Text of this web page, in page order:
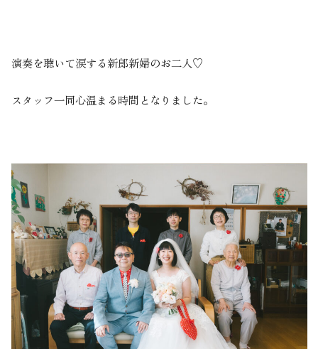
演奏を聴いて涙する新郎新婦のお二人♡
スタッフ一同心温まる時間となりました。